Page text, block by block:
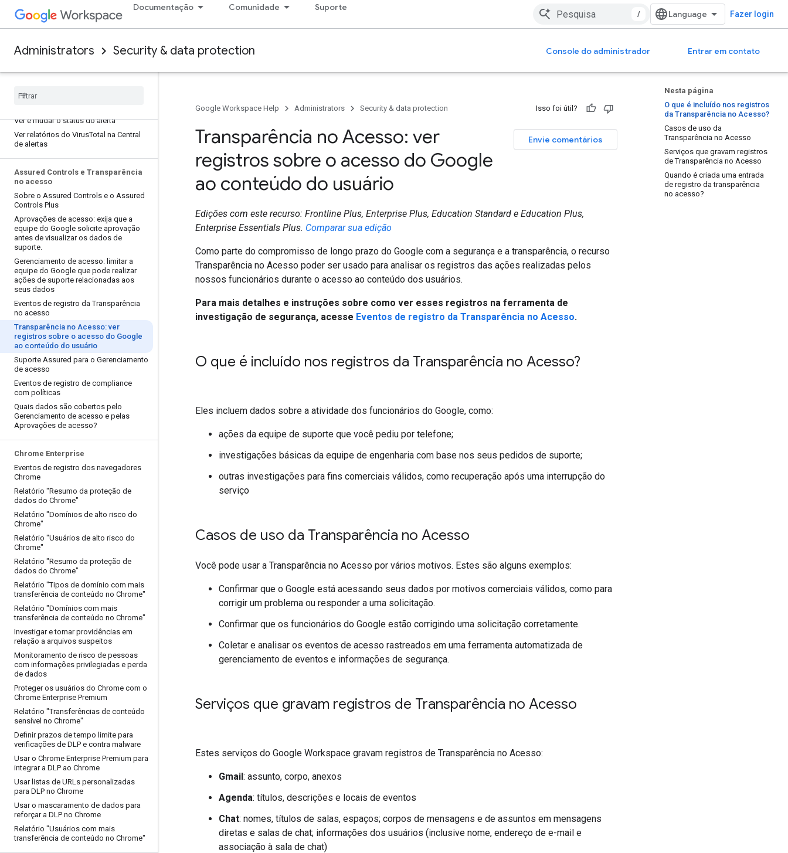
Documentação Comunidade Suporte
/ Fazer login
Administrators Security & data protection Console do administrador Entrar em contato
Iniciar uma investigação na Central de
alertas
Usar regras para ativar ou desativar
Usar a Central de alertas
alertas
Ver e mudar o status do alerta
Ver relatórios do VirusTotal na Central
de alertas
Assured Controls e Transparência
no acesso
Sobre o Assured Controls e o Assured
Controls Plus
Aprovações de acesso: exija que a
equipe do Google solicite aprovação
antes de visualizar os dados de
suporte.
Gerenciamento de acesso: limitar a
equipe do Google que pode realizar
ações de suporte relacionadas aos
seus dados
Eventos de registro da Transparência
no acesso
Transparência no Acesso: ver
registros sobre o acesso do Google
ao conteúdo do usuário
Suporte Assured para o Gerenciamento
de acesso
Eventos de registro de compliance
com políticas
Quais dados são cobertos pelo
Gerenciamento de acesso e pelas
Aprovações de acesso?
Chrome Enterprise
Eventos de registro dos navegadores
Chrome
Relatório "Resumo da proteção de
dados do Chrome"
Relatório "Domínios de alto risco do
Chrome"
Relatório "Usuários de alto risco do
Chrome"
Relatório "Resumo da proteção de
dados do Chrome"
Relatório "Tipos de domínio com mais
transferência de conteúdo no Chrome"
Relatório "Domínios com mais
transferência de conteúdo no Chrome"
Investigar e tomar providências em
relação a arquivos suspeitos
Monitoramento de risco de pessoas
com informações privilegiadas e perda
de dados
Proteger os usuários do Chrome com o
Chrome Enterprise Premium
Relatório "Transferências de conteúdo
sensível no Chrome"
Definir prazos de tempo limite para
verificações de DLP e contra malware
Usar o Chrome Enterprise Premium para
integrar a DLP ao Chrome
Usar listas de URLs personalizadas
para DLP no Chrome
Usar o mascaramento de dados para
reforçar a DLP no Chrome
Relatório "Usuários com mais
transferência de conteúdo no Chrome"
Nesta página
O que é incluído nos registros
da Transparência no Acesso?
Casos de uso da
Transparência no Acesso
Serviços que gravam registros
de Transparência no Acesso
Quando é criada uma entrada
de registro da transparência
no acesso?
Google Workspace Help Administrators Security & data protection Isso foi útil?
Envie comentários
Transparência no Acesso: ver
registros sobre o acesso do Google
ao conteúdo do usuário
Edições com este recurso: Frontline Plus, Enterprise Plus, Education Standard e Education Plus,
Enterprise Essentials Plus. Comparar sua edição
Como parte do compromisso de longo prazo do Google com a segurança e a transparência, o recurso
Transparência no Acesso poder ser usado para analisar os registros das ações realizadas pelos
nossos funcionários durante o acesso ao conteúdo dos usuários.
Para mais detalhes e instruções sobre como ver esses registros na ferramenta de
investigação de segurança, acesse Eventos de registro da Transparência no Acesso.
O que é incluído nos registros da Transparência no Acesso?
Eles incluem dados sobre a atividade dos funcionários do Google, como:
ações da equipe de suporte que você pediu por telefone;
investigações básicas da equipe de engenharia com base nos seus pedidos de suporte;
outras investigações para fins comerciais válidos, como recuperação após uma interrupção do
serviço
Casos de uso da Transparência no Acesso
Você pode usar a Transparência no Acesso por vários motivos. Estes são alguns exemplos:
Confirmar que o Google está acessando seus dados por motivos comerciais válidos, como para
corrigir um problema ou responder a uma solicitação.
Confirmar que os funcionários do Google estão corrigindo uma solicitação corretamente.
Coletar e analisar os eventos de acesso rastreados em uma ferramenta automatizada de
gerenciamento de eventos e informações de segurança.
Serviços que gravam registros de Transparência no Acesso
Estes serviços do Google Workspace gravam registros de Transparência no Acesso:
Gmail: assunto, corpo, anexos
Agenda: títulos, descrições e locais de eventos
Chat: nomes, títulos de salas, espaços; corpos de mensagens e de assuntos em mensagens
diretas e salas de chat; informações dos usuários (inclusive nome, endereço de e-mail e
associação à sala de chat)